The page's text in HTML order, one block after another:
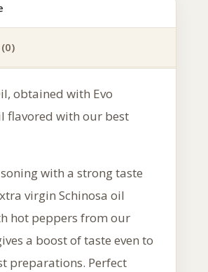
obtained with Evo
flavored with our best
with a strong taste
virgin Schinosa oil
hot peppers from our
a boost of taste even to
preparations. Perfect